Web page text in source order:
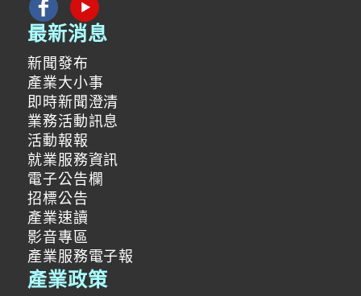
最新消息
新聞發布
產業大小事
即時新聞澄清
業務活動訊息
活動報報
就業服務資訊
電子公告欄
招標公告
產業速讀
影音專區
產業服務電子報
產業政策